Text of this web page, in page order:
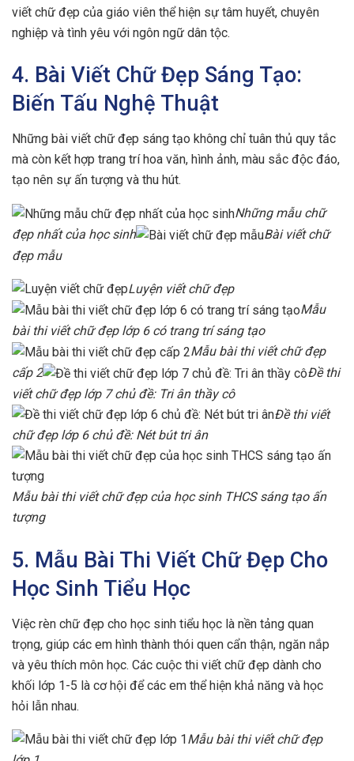
viết chữ đẹp của giáo viên thể hiện sự tâm huyết, chuyên
nghiệp và tình yêu với ngôn ngữ dân tộc.
4. Bài Viết Chữ Đẹp Sáng Tạo:
Biến Tấu Nghệ Thuật
Những bài viết chữ đẹp sáng tạo không chỉ tuân thủ quy tắc
mà còn kết hợp trang trí hoa văn, hình ảnh, màu sắc độc đáo,
tạo nên sự ấn tượng và thu hút.
Những mẫu chữ
đẹp nhất của học sinh
Bài viết chữ
đẹp mẫu
Luyện viết chữ đẹp
Mẫu
bài thi viết chữ đẹp lớp 6 có trang trí sáng tạo
Mẫu bài thi viết chữ đẹp
cấp 2
Đề thi
viết chữ đẹp lớp 7 chủ đề: Tri ân thầy cô
Đề thi viết
chữ đẹp lớp 6 chủ đề: Nét bút tri ân
Mẫu bài thi viết chữ đẹp của học sinh THCS sáng tạo ấn
tượng
5. Mẫu Bài Thi Viết Chữ Đẹp Cho
Học Sinh Tiểu Học
Việc rèn chữ đẹp cho học sinh tiểu học là nền tảng quan
trọng, giúp các em hình thành thói quen cẩn thận, ngăn nắp
và yêu thích môn học. Các cuộc thi viết chữ đẹp dành cho
khối lớp 1-5 là cơ hội để các em thể hiện khả năng và học
hỏi lẫn nhau.
Mẫu bài thi viết chữ đẹp